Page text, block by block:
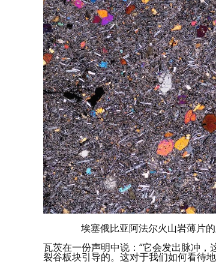
埃塞俄比亚阿法尔火山岩薄片
瓦茨在一份声明中说：“它会发出脉冲，
裂谷板块引导的。这对于我们如何看待